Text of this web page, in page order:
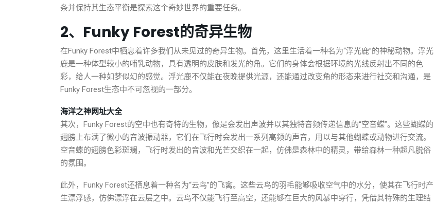
条并保持其生态平衡是探索这个奇妙世界的重要任务。
2、Funky Forest的奇异生物
在Funky Forest中栖息着许多我们从未见过的奇异生物。首先，这里生活着一种名为“浮光鹿”的神秘动物。浮光
鹿是一种体型较小的哺乳动物，具有透明的皮肤和发光的角。它们的身体会根据环境的光线反射出不同的色
彩，给人一种如梦似幻的感觉。浮光鹿不仅能在夜晚提供光源，还能通过改变角的形态来进行社交和沟通，是
Funky Forest生态中不可忽视的一部分。
海洋之神网址大全
其次，Funky Forest的空中也有奇特的生物，像是会发出声波并以其独特音频传递信息的“空音蝶”。这些蝴蝶的
翅膀上布满了微小的音波振动器，它们在飞行时会发出一系列高频的声音，用以与其他蝴蝶或动物进行交流。
空音蝶的翅膀色彩斑斓，飞行时发出的音波和光芒交织在一起，仿佛是森林中的精灵，带给森林一种超凡脱俗
的氛围。
此外，Funky Forest还栖息着一种名为“云鸟”的飞禽。这些云鸟的羽毛能够吸收空气中的水分，使其在飞行时产
生漂浮感，仿佛漂浮在云层之中。云鸟不仅能飞行至高空，还能够在巨大的风暴中穿行，凭借其特殊的生理结